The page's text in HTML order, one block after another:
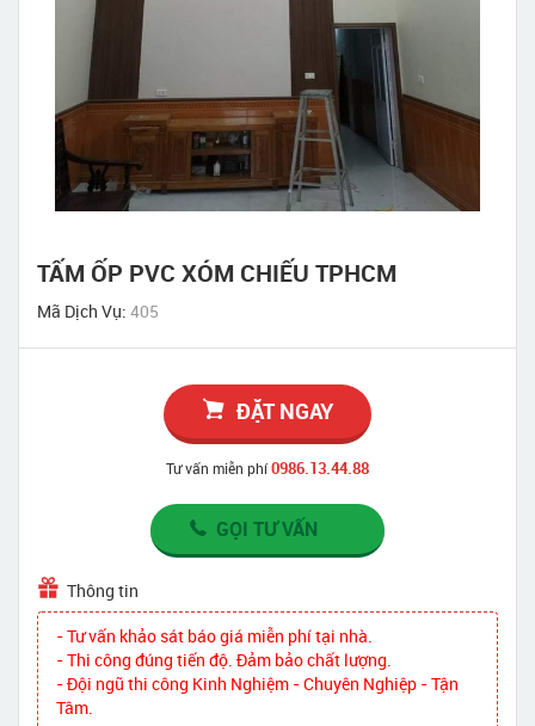
TẤM ỐP PVC XÓM CHIẾU TPHCM
Mã Dịch Vụ: 405
ĐẶT NGAY
Tư vấn miễn phí0986.13.44.88
GỌI TƯ VẤN
Thông tin
- Tư vấn khảo sát báo giá miễn phí tại nhà.
- Thi công đúng tiến độ. Đảm bảo chất lượng.
- Đội ngũ thi công Kinh Nghiệm - Chuyên Nghiệp - Tận
Tâm.